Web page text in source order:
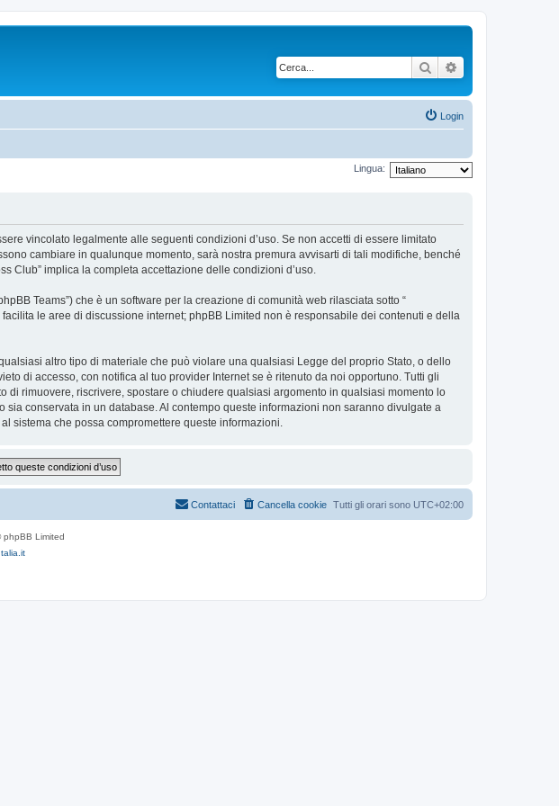
Cerca
Login
Lingua:
vincolato legalmente alle seguenti condizioni d’uso. Se non accetti di essere limitato
cambiare in qualunque momento, sarà nostra premura avvisarti di tali modifiche, benché
Club” implica la completa accettazione delle condizioni d’uso.
Teams”) che è un software per la creazione di comunità web rilasciata sotto “
facilita le aree di discussione internet; phpBB Limited non è responsabile dei contenuti e della
altro tipo di materiale che può violare una qualsiasi Legge del proprio Stato, o dello
di accesso, con notifica al tuo provider Internet se è ritenuto da noi opportuno. Tutti gli
di rimuovere, riscrivere, spostare o chiudere qualsiasi argomento in qualsiasi momento lo
conservata in un database. Al contempo queste informazioni non saranno divulgate a
sistema che possa compromettere queste informazioni.
Tutti gli orari sono UTC+02:00
Cancella cookie
Contattaci
Limited